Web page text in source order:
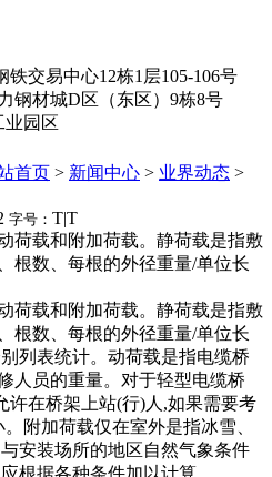
交易中心12栋1层105-106号
钢材城D区（东区）9栋8号
业园区
首页 > 新闻中心 > 业界动态 >
字号： T|T
荷载和附加荷载。静荷载是指敷
根数、每根的外径重量/单位长
荷载和附加荷载。静荷载是指敷
根数、每根的外径重量/单位长
列表统计。动荷载是指电缆桥
人员的重量。对于轻型电缆桥
许在桥架上站(行)人,如果需要考
附加荷载仅在室外是指冰雪、
安装场所的地区自然气象条件
根据各种条件加以计算。